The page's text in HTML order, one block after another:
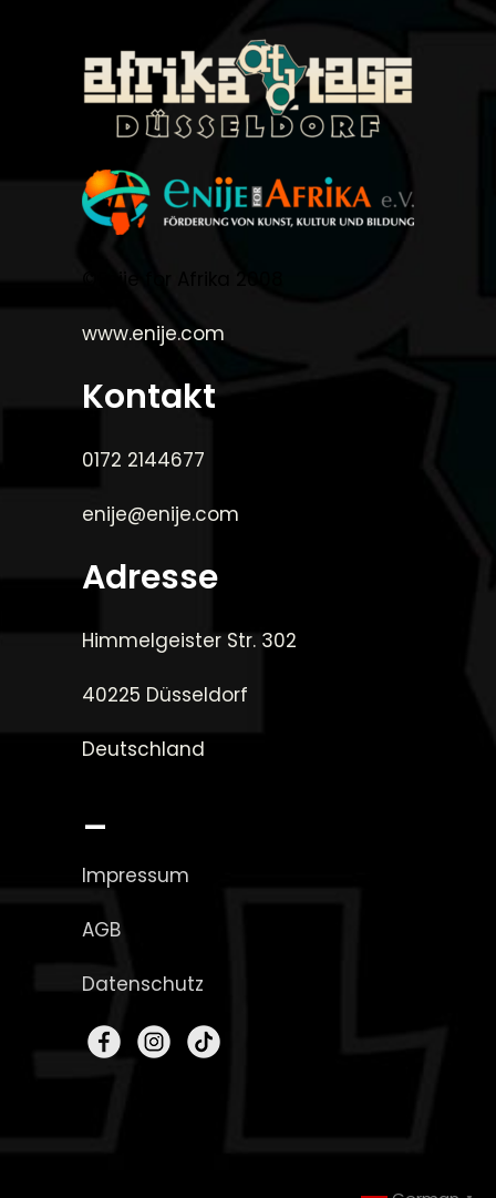
www.enije.com
Kontakt
0172 2144677
enije@enije.com
Adresse
Himmelgeister Str. 302
40225 Düsseldorf
Deutschland
_
Impressum
AGB
Datenschutz